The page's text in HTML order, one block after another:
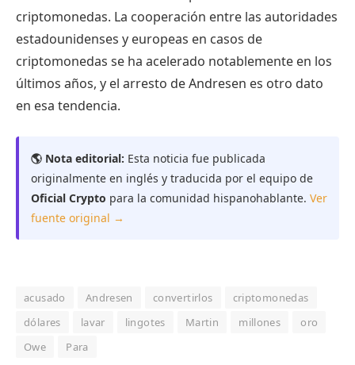
criptomonedas. La cooperación entre las autoridades
estadounidenses y europeas en casos de
criptomonedas se ha acelerado notablemente en los
últimos años, y el arresto de Andresen es otro dato
en esa tendencia.
🌎 Nota editorial: Esta noticia fue publicada
originalmente en inglés y traducida por el equipo de
Oficial Crypto para la comunidad hispanohablante. Ver
fuente original →
acusado Andresen convertirlos
criptomonedas
dólares
lavar lingotes Martin millones
oro
Owe
Para